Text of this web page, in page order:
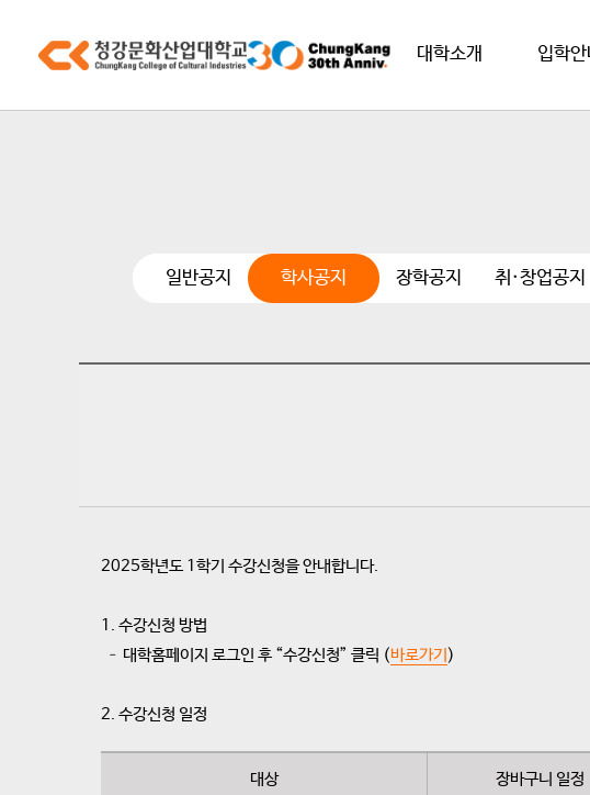
대학소개 입학안
일반공지 학사공지 장학공지 취·창업공지
2025학년도 1학기 수강신청을 안내합니다.
1. 수강신청 방법
– 대학홈페이지 로그인 후 “수강신청” 클릭 (바로가기 )
2. 수강신청 일정
대상 장바구니 일정